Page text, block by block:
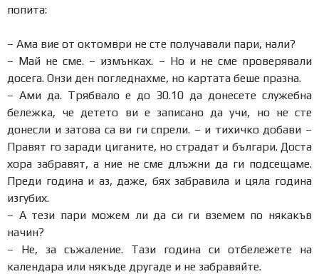
попита:
– Ама вие от октомври не сте получавали пари, нали?
– Май не сме. – измънках. – Но и не сме проверявали
досега. Онзи ден погледнахме, но картата беше празна.
– Ами да. Трябвало е до 30.10 да донесете служебна
бележка, че детето ви е записано да учи, но не сте
донесли и затова са ви ги спрели. – и тихичко добави –
Правят го заради циганите, но страдат и българи. Доста
хора забравят, а ние не сме длъжни да ги подсещаме.
Преди година и аз, даже, бях забравила и цяла година
изгубих.
– А тези пари можем ли да си ги вземем по някакъв
начин?
– Не, за съжаление. Тази година си отбележете на
календара или някъде другаде и не забравяйте.